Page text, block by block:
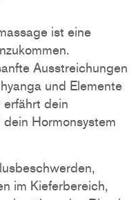
ist eine
Ausstreichungen
und Elemente
dein
Hormonsystem
im Kieferbereich,